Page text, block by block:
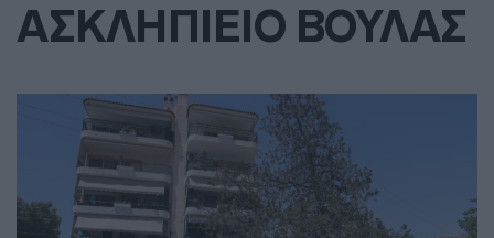
ΑΣΚΛΗΠΙΕΙΟ ΒΟΥΛΑΣ